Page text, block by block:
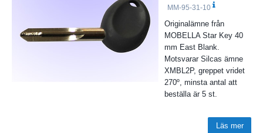
MM-95-31-10
Originalämne från
MOBELLA Star Key 40
mm East Blank.
Motsvarar Silcas ämne
XMBL2P, greppet vridet
270º, minsta antal att
beställa är 5 st.
Läs mer